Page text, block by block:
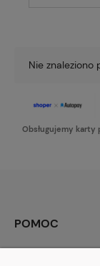
Nie
Obsługujemy karty
POMOC